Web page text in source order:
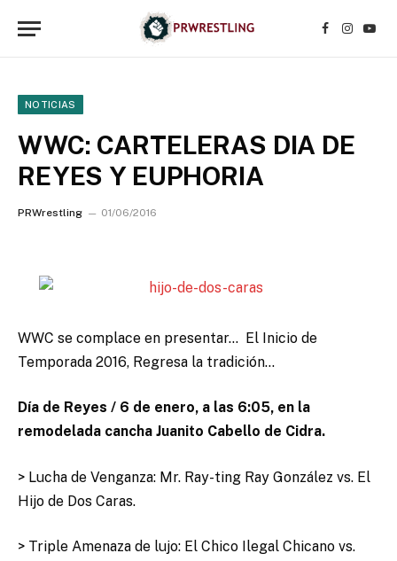
Facebook
NOTICIAS
WWC: CARTELERAS DIA DE
REYES Y EUPHORIA
PRWrestling 01/06/2016
WWC se complace en presentar… El Inicio de
Temporada 2016, Regresa la tradición…
Día de Reyes / 6 de enero, a las 6:05, en la
remodelada cancha Juanito Cabello de Cidra.
> Lucha de Venganza: Mr. Ray-ting Ray González vs. El
Hijo de Dos Caras.
> Triple Amenaza de lujo: El Chico Ilegal Chicano vs.